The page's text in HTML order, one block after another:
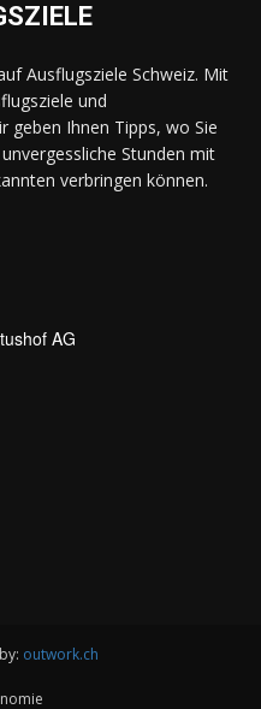
Ausflugsziele Schweiz. Mit
und
geben Ihnen Tipps, wo Sie
Stunden mit
verbringen können.
AG
outwork.ch